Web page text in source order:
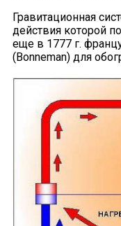
Гравитационная
действия которой
еще в 1777 г.
(Bonneman) для